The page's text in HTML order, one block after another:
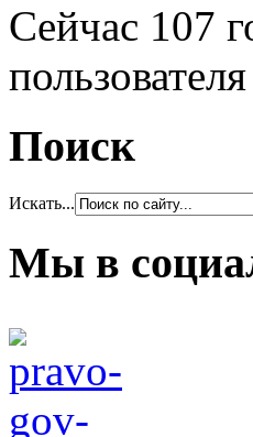
Сейчас 107
Поиск
Искать...
Мы в